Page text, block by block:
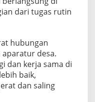
dari tugas rutin
hubungan
desa.
dan kerja sama di
baik,
dan saling